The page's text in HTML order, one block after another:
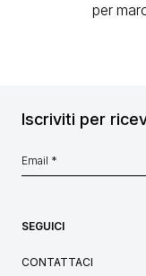
per
Iscriviti per
SEGUICI
CONTATTACI